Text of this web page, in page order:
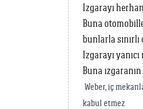
Izgarayı
Buna
bunlarla sınırlı
Izgarayı
Buna
Weber, iç
kabul etmez